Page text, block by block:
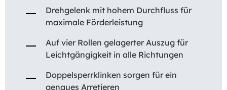
Drehgelenk mit hohem Durchfluss für
maximale Förderleistung
Auf vier Rollen gelagerter Auszug für
Leichtgängigkeit in alle Richtungen
Doppelsperrklinken sorgen für ein
genaues Arretieren